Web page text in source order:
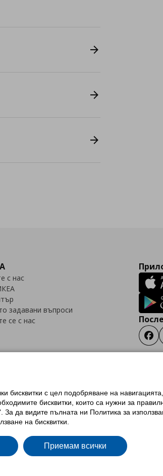
с нас
задавани въпроси
се с нас
настройки за използване на бисквиткиУсловия
на личните данни на ikea.bg
Общи условия на
Family
бисквитки с цел подобряване на
бисквитки, които са нужни за
За да видите пълната ни Политика за
на бисквитки.
Приемам всички